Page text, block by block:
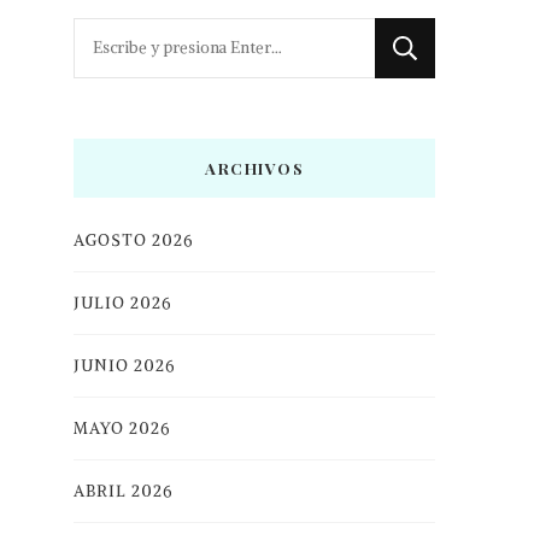
¿Buscas
ARCHIVOS
AGOSTO 2026
JULIO 2026
JUNIO 2026
MAYO 2026
ABRIL 2026